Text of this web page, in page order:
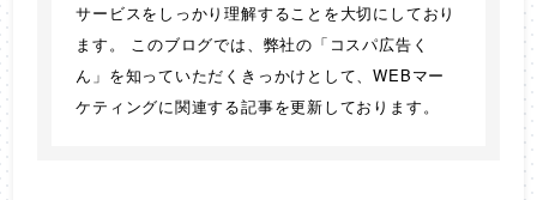
サービスをしっかり理解することを大切にしており
ます。 このブログでは、弊社の「コスパ広告く
ん」を知っていただくきっかけとして、WEBマー
ケティングに関連する記事を更新しております。